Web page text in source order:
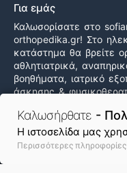
Καλωσήρθατε -
H ιστοσελίδα μας
Περισσότερες πληροφορίες
Για εμάς
Καλωσορίσατε στο
orthopedika.gr! Στο
κατάστημα θα βρείτε
αθλητιατρικά,
βοηθήματα, ιατρικό
άσκησης &
στις καλύτερες τιμές